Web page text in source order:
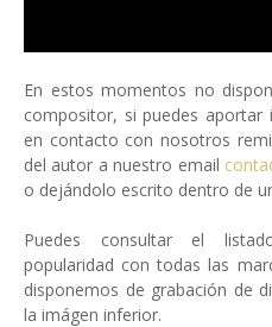
En estos momentos no
compositor, si puedes
en contacto con nosotros
del autor a nuestro email
o dejándolo escrito dentro de
Puedes consultar el
popularidad con todas las
disponemos de grabación de
la imágen inferior.